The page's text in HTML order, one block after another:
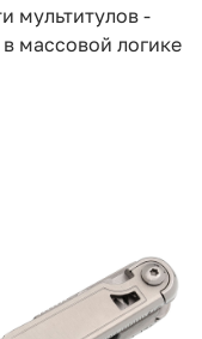
мультитулов -
массовой логике